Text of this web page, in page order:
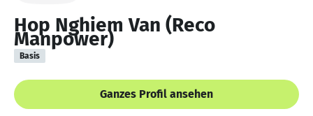
Hop Nghiem Van (Reco
Manpower)
Basis
Ganzes Profil ansehen